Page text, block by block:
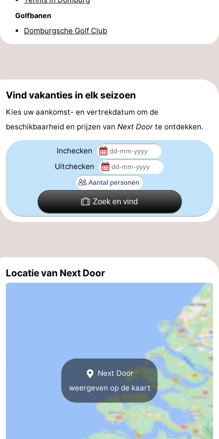
Wandelen
Paardrijden
Golfbanen
Eten
drinken
Mondriaan
Toorop
Forum
-
Parkeren
Reisboekenwinkel
Golfbanen
Domburgsche Golf Club
Vind vakanties in elk seizoen
Kies uw aankomst- en vertrekdatum om de
beschikbaarheid en prijzen van Next Door te ontdekken.
Inchecken
Uitchecken
Zoek en vind
Locatie van Next Door
Next Door
weergeven op de kaart